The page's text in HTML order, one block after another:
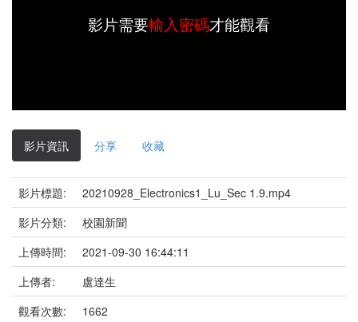
影片需要輸入密碼才能觀看
影片資訊 分享 收藏
影片標題:
20210928_Electronics1_Lu_Sec 1.9.mp4
影片分類:
校園新聞
上傳時間:
2021-09-30 16:44:11
上傳者:
盧達生
觀看次數:
1662